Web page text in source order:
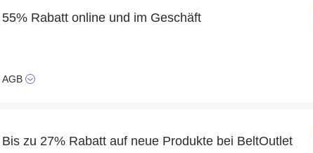
55% Rabatt online und im Geschäft
AGB
Bis zu 27% Rabatt auf neue Produkte bei BeltOutlet